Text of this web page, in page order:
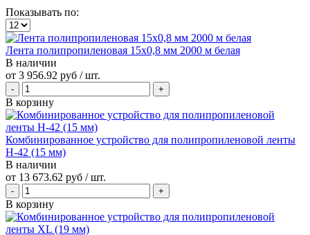
Показывать по:
Лента полипропиленовая 15х0,8 мм 2000 м белая
В наличии
от 3 956.92 руб / шт.
В корзину
Комбинированное устройство для полипропиленовой ленты
Н-42 (15 мм)
В наличии
от 13 673.62 руб / шт.
В корзину